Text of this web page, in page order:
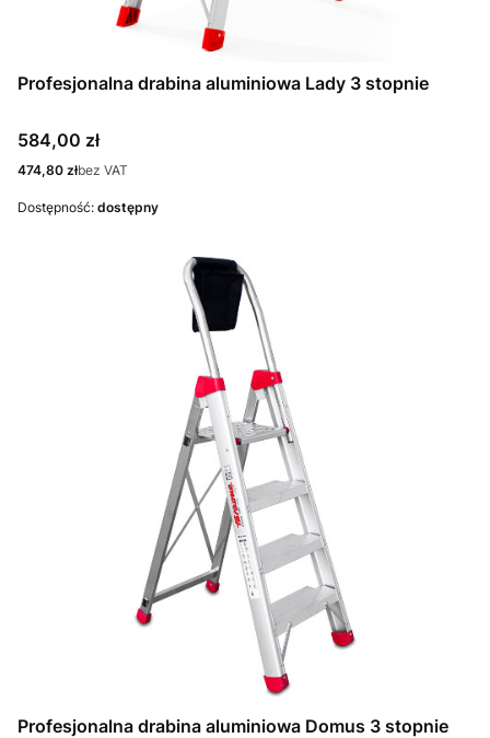
Profesjonalna drabina aluminiowa Lady 3 stopnie
Cena
584,00 zł
Cena
474,80 złbez VAT
Dostępność: dostępny
Profesjonalna drabina aluminiowa Domus 3 stopnie